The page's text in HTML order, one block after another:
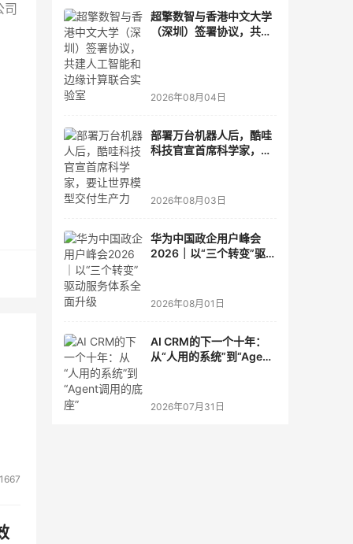
1667
超擎数智与香港中文大学
（深圳）签署协议，共建
2026年08月04日
部署万台机器人后，酷哇
科技官宣首席科学家，要
2026年08月03日
华为中国政企用户峰会
2026｜以“三个转变”驱动
2026年08月01日
AI CRM的下一个十年：
从“人用的系统”到“Agent
2026年07月31日